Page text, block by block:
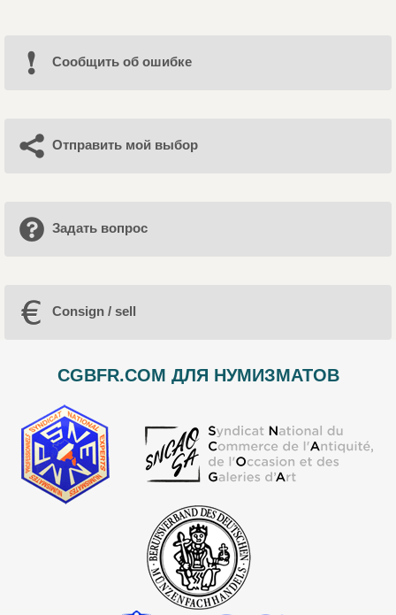
Cообщить об ошибке
Отправить мой выбор
Задать вопрос
Consign / sell
CGBFR.COM ДЛЯ НУМИЗМАТОВ